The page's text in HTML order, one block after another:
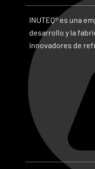
INUTEQ® es una
desarrollo y la
innovadores de